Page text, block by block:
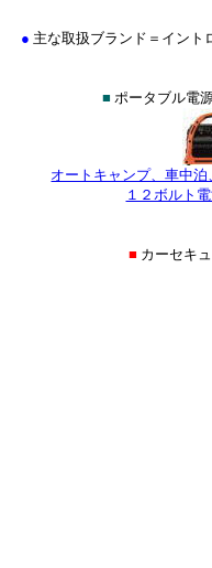
● 主な取扱ブランド＝イント
■ ポータブル電
オートキャンプ、車中
１２ボルト
■ カーセキ